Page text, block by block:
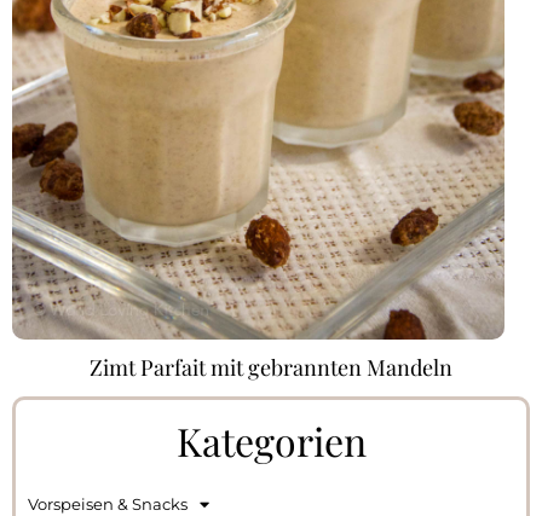
Zimt Parfait mit gebrannten Mandeln
Kategorien
Vorspeisen & Snacks